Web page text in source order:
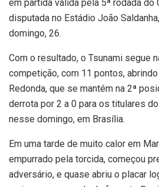
em partida válida pela 5ª rodada do
disputada no Estádio João
domingo, 26.
Com o resultado, o Tsunami segue
competição, com 11 pontos,
Redonda, que se mantém na 2ª
derrota por 2 a 0 para os titulares
nesse domingo, em Brasília.
Em uma tarde de muito calor em
empurrado pela torcida, começou
adversário, e quase abriu o placar